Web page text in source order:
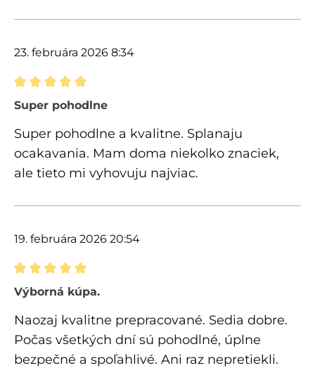
23. februára 2026 8:34
Recenzia s hodnotením 5 z 5 hviezdičiek
Super pohodlne
Super pohodlne a kvalitne. Splanaju
ocakavania. Mam doma niekolko znaciek,
ale tieto mi vyhovuju najviac.
19. februára 2026 20:54
Recenzia s hodnotením 5 z 5 hviezdičiek
Výborná kúpa.
Naozaj kvalitne prepracované. Sedia dobre.
Počas všetkých dní sú pohodlné, úplne
bezpečné a spoľahlivé. Ani raz nepretiekli.